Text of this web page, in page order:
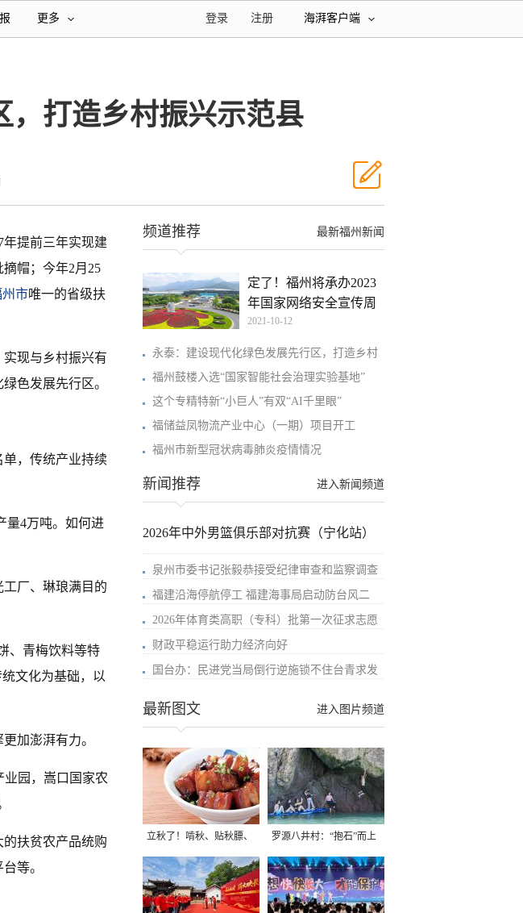
更多 海湃客户端
注册
登录
，打造乡村振兴示范县
年提前三年实现建
帽；今年2月25
州市唯一的省级扶
现与乡村振兴有
色发展先行区。
，传统产业持续
量4万吨。如何进
厂、琳琅满目的
、青梅饮料等特
文化为基础，以
加澎湃有力。
业园，嵩口国家农
扶贫农产品统购
等。
最新福州新闻
频道推荐
定了！福州将承办2023
年国家网络安全宣传周
开
2021-10-12
永泰：建设现代化绿色发展先行区，打造乡村
福州鼓楼入选“国家智能社会治理实验基地”
这个专精特新“小巨人”有双“AI千里眼”
福储益凤物流产业中心（一期）项目开工
福州市新型冠状病毒肺炎疫情情况
进入新闻频道
新闻推荐
2026年中外男篮俱乐部对抗赛（宁化站）
泉州市委书记张毅恭接受纪律审查和监察调查
福建沿海停航停工 福建海事局启动防台风二
2026年体育类高职（专科）批第一次征求志愿
财政平稳运行助力经济向好
国台办：民进党当局倒行逆施锁不住台青求发
进入图片频道
最新图文
立秋了！啃秋、贴秋膘、
晒秋，福建人这样过才够
味→
罗源八井村：“抱石”而上